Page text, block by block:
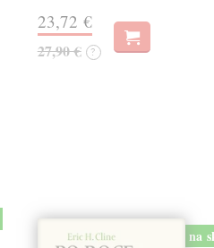
23,72 €
27,90 € ?
na